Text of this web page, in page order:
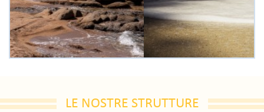
LE NOSTRE STRUTTURE